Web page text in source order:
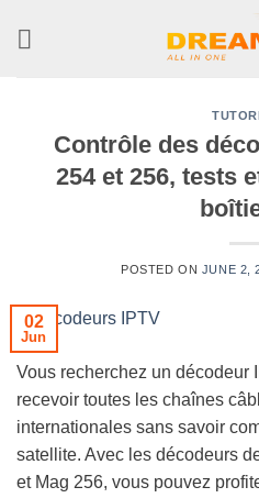
Contrôle des
254 et 256, tests
POSTED ON JUNE 2,
02
Jun
Vous recherchez un décodeur
recevoir toutes les chaînes
internationales sans savoir
satellite. Avec les décodeurs
et Mag 256, vous pouvez